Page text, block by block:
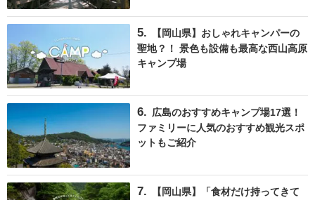
【岡山県】おしゃれキャンパーの
聖地？！ 景色も設備も最高な西山高原
キャンプ場
広島のおすすめキャンプ場17選！
ファミリーに人気のおすすめ観光スポ
ットもご紹介
【岡山県】「食材だけ持ってきて